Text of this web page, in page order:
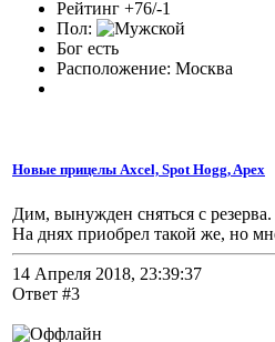
Рейтинг +76/-1
Пол:
Бог есть
Расположение: Москва
Новые прицелы Axcel, Spot Hogg, Apex
Дим, вынужден сняться с резерва.
На днях приобрел такой же, но
14 Апреля 2018, 23:39:37
Ответ #3